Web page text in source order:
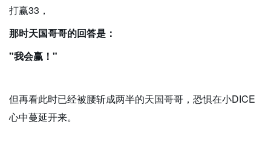
打赢33，
那时天国哥哥的回答是：
"我会赢！"
但再看此时已经被腰斩成两半的天国哥哥，恐惧在小DICE
心中蔓延开来。